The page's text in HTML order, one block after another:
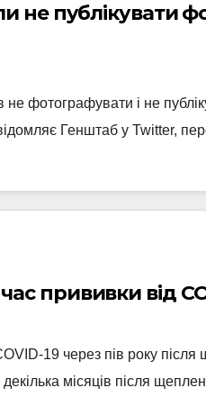
не публікувати
не фотографувати і не
Генштаб у Twitter,
прививки від
19 через пів року
місяців після